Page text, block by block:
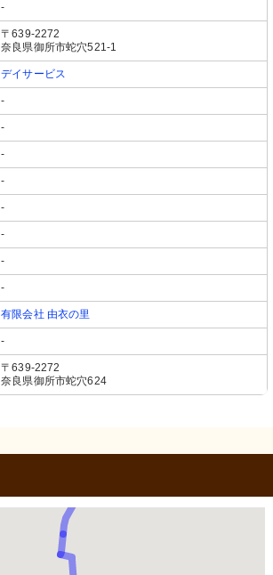
-
〒639-2272
奈良県御所市蛇穴521-1
デイサービス
-
-
-
-
-
-
-
-
有限会社 由衣の里
-
〒639-2272
奈良県御所市蛇穴624